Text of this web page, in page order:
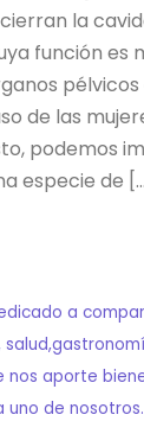
la
función es
de las
podemos
especie de
a
nos aporte
uno de nosotros.